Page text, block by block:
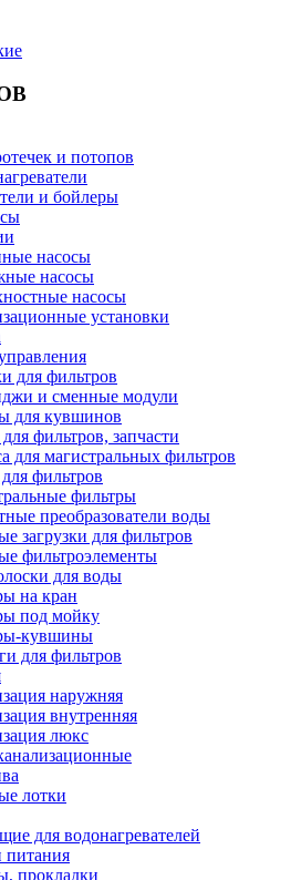
и потопов
и бойлеры
насосы
насосы
насосы
установки
для фильтров
и сменные модули
для кувшинов
фильтров, запчасти
для магистральных фильтров
фильтров
фильтры
преобразователи воды
загрузки для фильтров
фильтроэлементы
для воды
на кран
под мойку
кувшины
для фильтров
наружняя
внутренняя
люкс
лотки
для водонагревателей
питания
прокладки